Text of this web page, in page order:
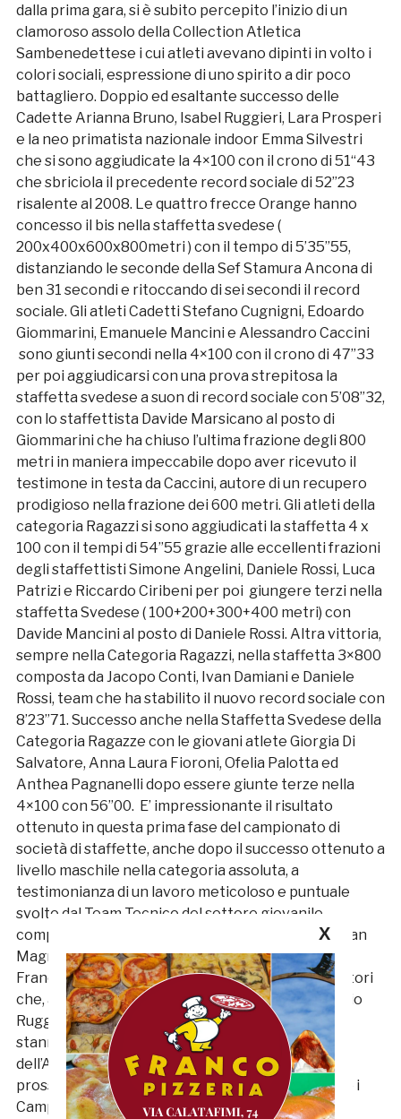
dalla prima gara, si è subito percepito l’inizio di un
clamoroso assolo della Collection Atletica
Sambenedettese i cui atleti avevano dipinti in volto i
colori sociali, espressione di uno spirito a dir poco
battagliero. Doppio ed esaltante successo delle
Cadette Arianna Bruno, Isabel Ruggieri, Lara Prosperi
e la neo primatista nazionale indoor Emma Silvestri
che si sono aggiudicate la 4×100 con il crono di 51“43
che sbriciola il precedente record sociale di 52”23
risalente al 2008. Le quattro frecce Orange hanno
concesso il bis nella staffetta svedese (
200x400x600x800metri ) con il tempo di 5’35”55,
distanziando le seconde della Sef Stamura Ancona di
ben 31 secondi e ritoccando di sei secondi il record
sociale. Gli atleti Cadetti Stefano Cugnigni, Edoardo
Giommarini, Emanuele Mancini e Alessandro Caccini
sono giunti secondi nella 4×100 con il crono di 47”33
per poi aggiudicarsi con una prova strepitosa la
staffetta svedese a suon di record sociale con 5’08”32,
con lo staffettista Davide Marsicano al posto di
Giommarini che ha chiuso l’ultima frazione degli 800
metri in maniera impeccabile dopo aver ricevuto il
testimone in testa da Caccini, autore di un recupero
prodigioso nella frazione dei 600 metri. Gli atleti della
categoria Ragazzi si sono aggiudicati la staffetta 4 x
100 con il tempi di 54”55 grazie alle eccellenti frazioni
degli staffettisti Simone Angelini, Daniele Rossi, Luca
Patrizi e Riccardo Ciribeni per poi giungere terzi nella
staffetta Svedese ( 100+200+300+400 metri) con
Davide Mancini al posto di Daniele Rossi. Altra vittoria,
sempre nella Categoria Ragazzi, nella staffetta 3×800
composta da Jacopo Conti, Ivan Damiani e Daniele
Rossi, team che ha stabilito il nuovo record sociale con
8’23”71. Successo anche nella Staffetta Svedese della
Categoria Ragazze con le giovani atlete Giorgia Di
Salvatore, Anna Laura Fioroni, Ofelia Palotta ed
Anthea Pagnanelli dopo essere giunte terze nella
4×100 con 56”00. E’ impressionante il risultato
ottenuto in questa prima fase del campionato di
società di staffette, anche dopo il successo ottenuto a
livello maschile nella categoria assoluta, a
testimonianza di un lavoro meticoloso e puntuale
svolto dal Team Tecnico del settore giovanile
composto da Anna Mancini e Patrizia Bruni, Cristian
Magno, Adalgisa Vecchiola, Peppe Giorgini e
Francesco Butteri, un gruppo qualificato di allenatori
che, anche grazie al supporto dirigenziale di Vinicio
Ruggieri, Stefano Cavezzi e Roberto Moscatelli,
stanno scrivendo bellissime pagine della storia
dell’Atletica Sambenedettese. Appuntamento al
prossimo week end ad Osimo dove si svolgeranno i
Campionati di Società di Prove multiple.
X